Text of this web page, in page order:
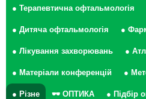
● Терапевтична офтальмологія
● Дитяча офтальмологія ●
● Лікування захворювань ●
● Матеріали конференцій ●
● Різне 🕶 ОПТИКА ● Підбір